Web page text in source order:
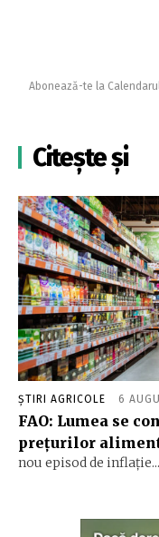
Abonează-te la
Citește și
ȘTIRI AGRICOLE 6
FAO: Lumea se
preţurilor
nou episod de inflaţie...